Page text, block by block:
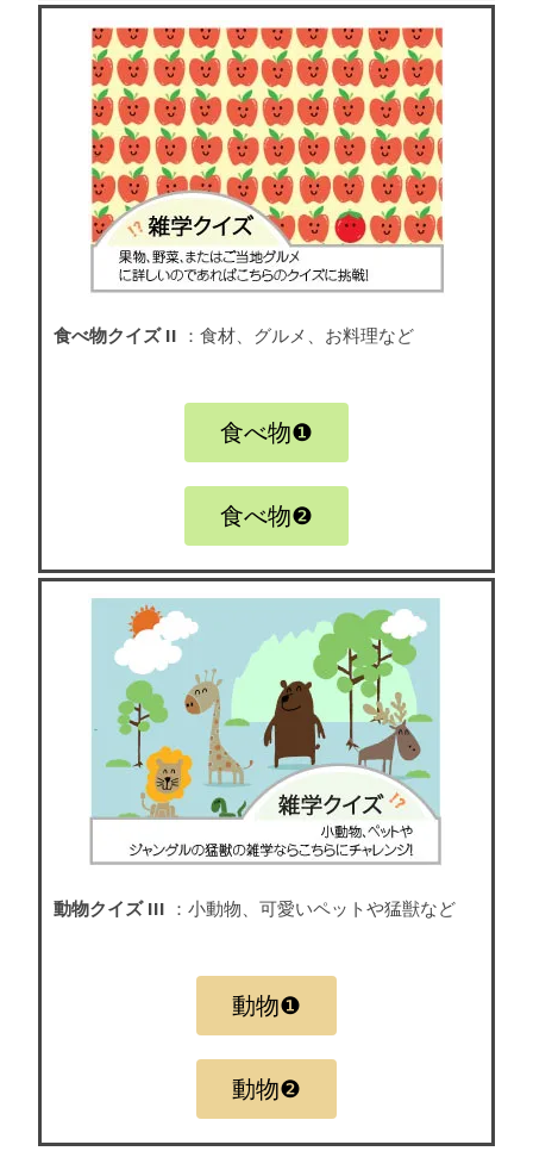
食べ物クイズ II ：食材、グルメ、お料理など
食べ物❶
食べ物❷
動物クイズ III ：小動物、可愛いペットや猛獣など
動物❶
動物❷